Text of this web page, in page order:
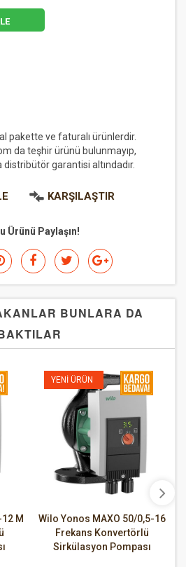
pakette ve faturalı ürünlerdir.
da teşhir ürünü bulunmayıp,
garantisi altındadır.
KARŞILAŞTIR
Ürünü Paylaşın!
BUNLARA DA
M
Wilo Yonos MAXO 50/0,5-16
Frekans Konvertörlü
Sirkülasyon Pompası
YENI ÜRÜN